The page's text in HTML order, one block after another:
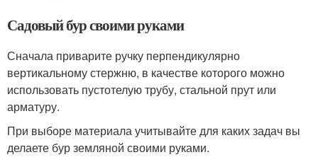
Садовый бур своими руками
Сначала приварите ручку перпендикулярно
вертикальному стержню, в качестве которого можно
использовать пустотелую трубу, стальной прут или
арматуру.
При выборе материала учитывайте для каких задач вы
делаете бур земляной своими руками.